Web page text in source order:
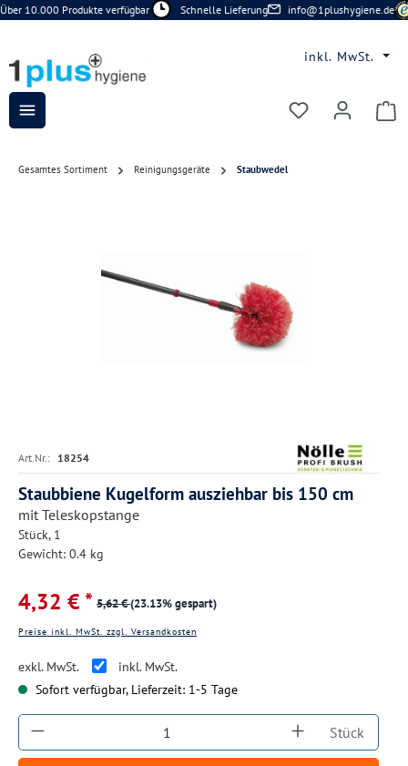
Zum Hauptinhalt springen
10.000 Produkte verfügbar Schnelle Lieferung info@1plushygiene.de
inkl. MwSt.
Du hast 0
Gesamtes Sortiment Reinigungsgeräte Staubwedel
Art.Nr.: 18254
Staubbiene Kugelform ausziehbar bis 150 cm
mit Teleskopstange
Stück, 1
Gewicht: 0.4 kg
4,32 € * 5,62 €(23.13% gespart)
Preise inkl. MwSt. zzgl. Versandkosten
exkl. MwSt.
inkl. MwSt.
Sofort verfügbar, Lieferzeit: 1-5 Tage
Produkt Anzahl: Gib den gewünschten
Stück